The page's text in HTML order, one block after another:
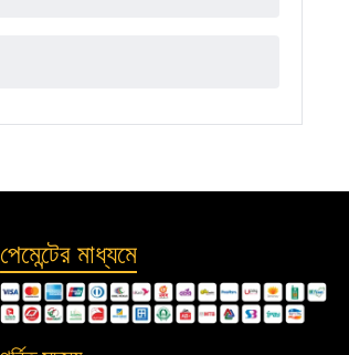
পেমেন্টের মাধ্যমে